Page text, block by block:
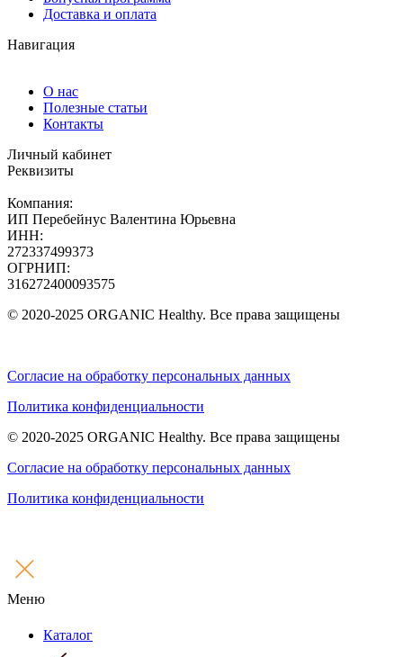
Доставка и оплата
Навигация
О нас
Полезные статьи
Контакты
Личный кабинет
Реквизиты
Компания:
ИП Перебейнус Валентина Юрьевна
ИНН:
272337499373
ОГРНИП:
316272400093575
© 2020-2025 ORGANIC Healthy. Все права защищены
Согласие на обработку персональных данных
Политика конфиденциальности
© 2020-2025 ORGANIC Healthy. Все права защищены
Согласие на обработку персональных данных
Политика конфиденциальности
Меню
Каталог